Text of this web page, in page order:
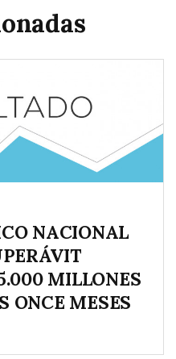
NACIONAL
MILLONES
ONCE MESES